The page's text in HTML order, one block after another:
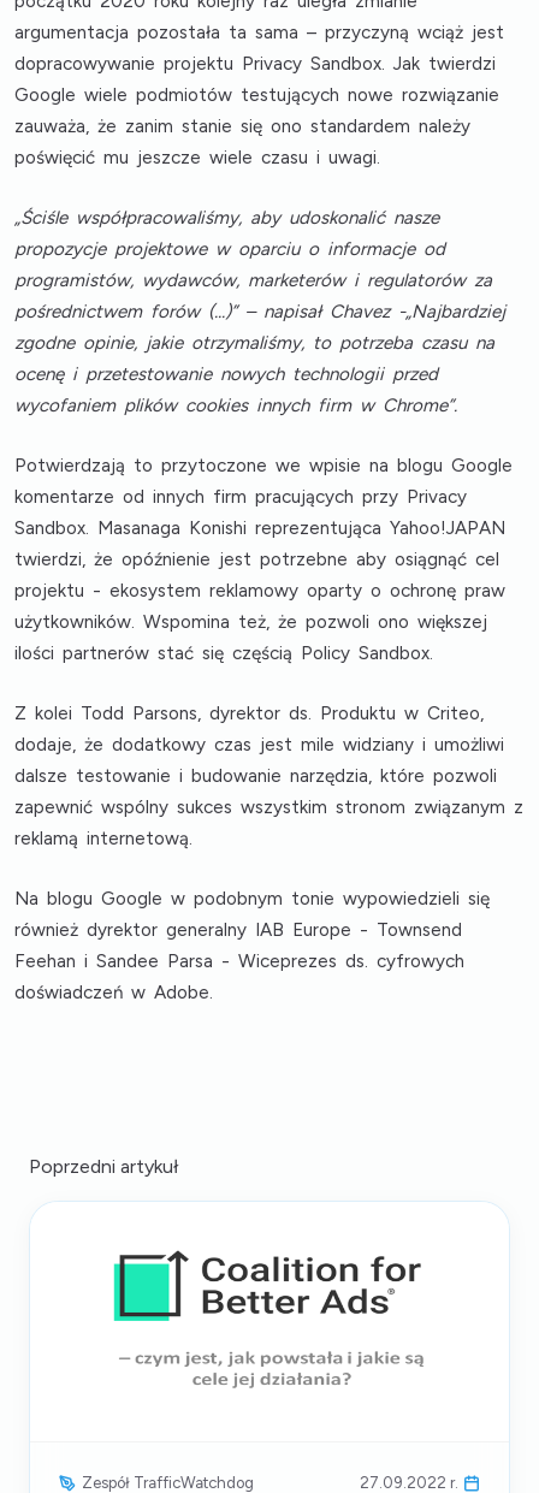
argumentacja pozostała ta sama – przyczyną wciąż jest
dopracowywanie projektu Privacy Sandbox. Jak twierdzi
Google wiele podmiotów testujących nowe rozwiązanie
zauważa, że zanim stanie się ono standardem należy
poświęcić mu jeszcze wiele czasu i uwagi.
„Ściśle współpracowaliśmy, aby udoskonalić nasze
propozycje projektowe w oparciu o informacje od
programistów, wydawców, marketerów i regulatorów za
pośrednictwem forów (...)” – napisał Chavez -„Najbardziej
zgodne opinie, jakie otrzymaliśmy, to potrzeba czasu na
ocenę i przetestowanie nowych technologii przed
wycofaniem plików cookies innych firm w Chrome”.
Potwierdzają to przytoczone we wpisie na blogu Google
komentarze od innych firm pracujących przy Privacy
Sandbox. Masanaga Konishi reprezentująca Yahoo!JAPAN
twierdzi, że opóźnienie jest potrzebne aby osiągnąć cel
projektu - ekosystem reklamowy oparty o ochronę praw
użytkowników. Wspomina też, że pozwoli ono większej
ilości partnerów stać się częścią Policy Sandbox.
Z kolei Todd Parsons, dyrektor ds. Produktu w Criteo,
dodaje, że dodatkowy czas jest mile widziany i umożliwi
dalsze testowanie i budowanie narzędzia, które pozwoli
zapewnić wspólny sukces wszystkim stronom związanym z
reklamą internetową.
Na blogu Google w podobnym tonie wypowiedzieli się
również dyrektor generalny IAB Europe - Townsend
Feehan i Sandee Parsa - Wiceprezes ds. cyfrowych
doświadczeń w Adobe.
Poprzedni artykuł
Zespół TrafficWatchdog 27.09.2022 r.